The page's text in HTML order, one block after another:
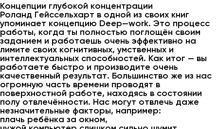
Концепции глубокой концентрации
Роланд Гейссельхарт в одной из своих книг
упоминает концепцию Deep—work. Это процесс
работы, когда ты полностью поглощён своим
заданием и работаешь очень эффективно на
лимите своих когнитивных, умственных и
интеллектуальных способностей. Как итог — вы
работаете быстро и производите очень
качественный результат. Большинство же из нас
огромную часть времени проводят в
поверхностной работе, находясь в состоянии
полу отвлечённости. Нас могут отвлечь даже
незначительные факторы, например:
плачь ребёнка за окном,